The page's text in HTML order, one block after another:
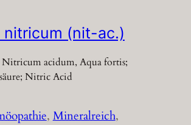
nitricum (nit-ac.)
acidum, Aqua fortis;
Nitric Acid
, Mineralreich